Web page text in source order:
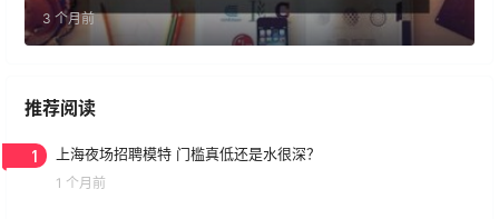
3 个月前
推荐阅读
1 上海夜场招聘模特 门槛真低还是水很深？
1 个月前